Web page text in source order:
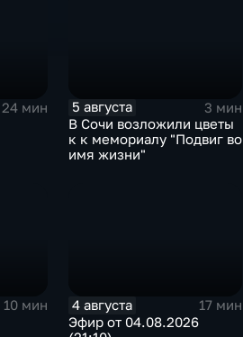
24 мин
5 августа
3 мин
В Сочи возложили цветы
к к мемориалу "Подвиг во
имя жизни"
10 мин
4 августа
17 мин
Эфир от 04.08.2026